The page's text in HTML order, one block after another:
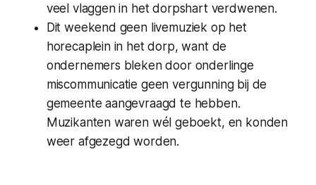
veel vlaggen in het dorpshart verdwenen.
Dit weekend geen livemuziek op het
horecaplein in het dorp, want de
ondernemers bleken door onderlinge
miscommunicatie geen vergunning bij de
gemeente aangevraagd te hebben.
Muzikanten waren wél geboekt, en konden
weer afgezegd worden.